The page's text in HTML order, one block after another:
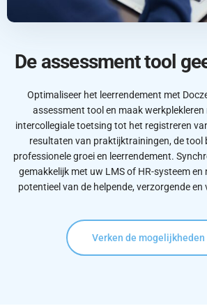
De assessment tool
Optimaliseer het leerrendement met
assessment tool en maak werkplekleren
intercollegiale toetsing tot het registreren
resultaten van praktijktrainingen, de tool
professionele groei en leerrendement.
gemakkelijk met uw LMS of HR-systeem en
potentieel van de helpende, verzorgende en
Verken de mogelijkheden